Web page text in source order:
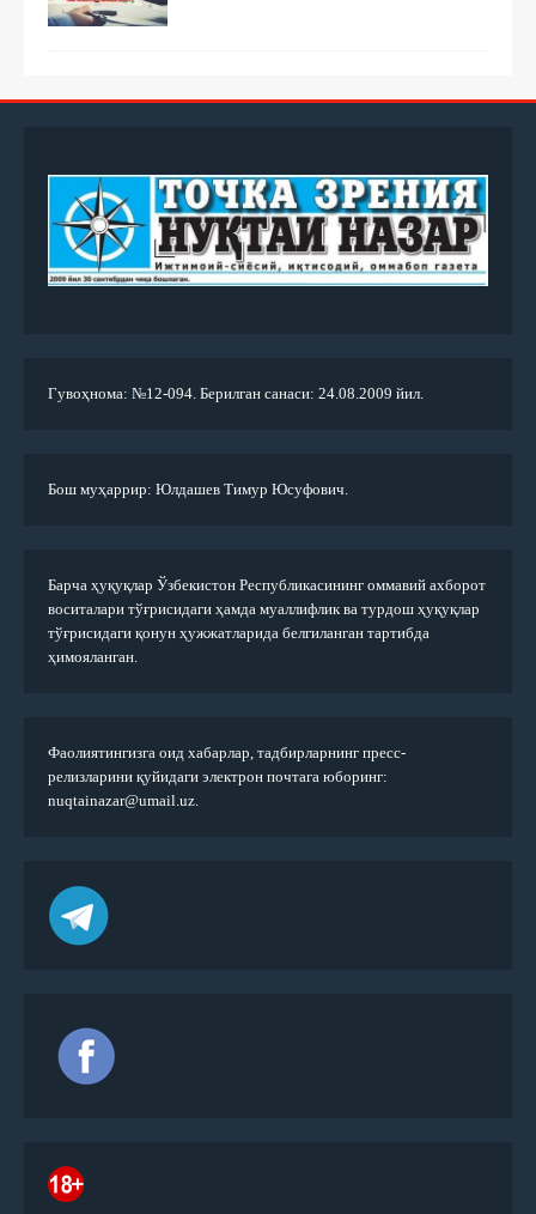
Гувоҳнома: №12-094. Берилган санаси: 24.08.2009 йил.
Бош муҳаррир: Юлдашев Тимур Юсуфович.
Барча ҳуқуқлар Ўзбекистон Республикасининг оммавий ахборот
воситалари тўғрисидаги ҳамда муаллифлик ва турдош ҳуқуқлар
тўғрисидаги қонун ҳужжатларида белгиланган тартибда
ҳимояланган.
Фаолиятингизга оид хабарлар, тадбирларнинг пресс-
релизларини қуйидаги электрон почтага юборинг:
nuqtainazar@umail.uz.